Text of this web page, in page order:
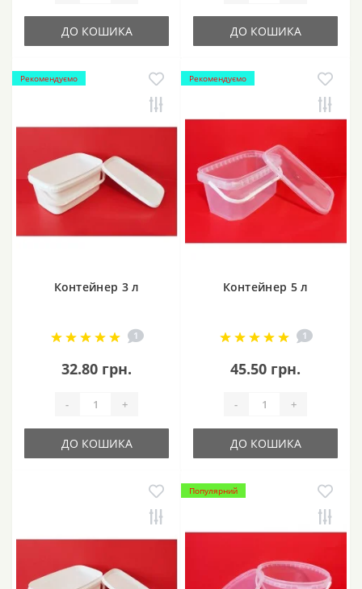
ДО КОШИКА ДО КОШИКА
Рекомендуємо
Контейнер 3 л
1
32.80 грн.
- +
ДО КОШИКА
Рекомендуємо
Контейнер 5 л
1
45.50 грн.
- +
ДО КОШИКА
Популярний